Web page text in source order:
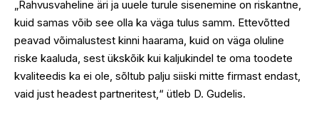
„Rahvusvaheline äri ja uuele turule sisenemine on riskantne,
kuid samas võib see olla ka väga tulus samm. Ettevõtted
peavad võimalustest kinni haarama, kuid on väga oluline
riske kaaluda, sest ükskõik kui kaljukindel te oma toodete
kvaliteedis ka ei ole, sõltub palju siiski mitte firmast endast,
vaid just headest partneritest,“ ütleb D. Gudelis.